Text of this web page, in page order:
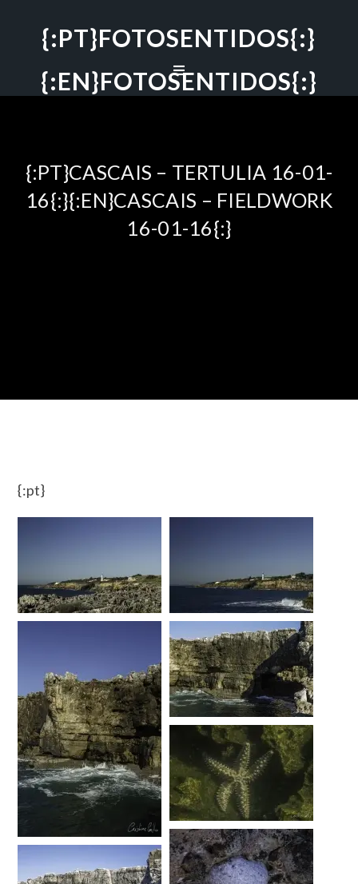
{:PT}FOTOSENTIDOS{:}
{:EN}FOTOSENTIDOS{:}
{:PT}CASCAIS – TERTULIA 16-01-
16{:}{:EN}CASCAIS – FIELDWORK
16-01-16{:}
{:pt}
…
…